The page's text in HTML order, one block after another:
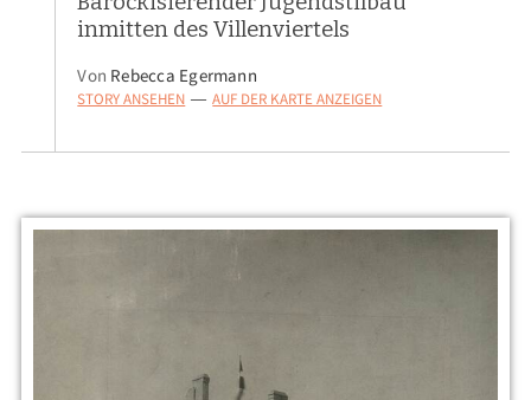
inmitten des Villenviertels
Von Rebecca Egermann
STORY ANSEHEN — AUF DER KARTE ANZEIGEN